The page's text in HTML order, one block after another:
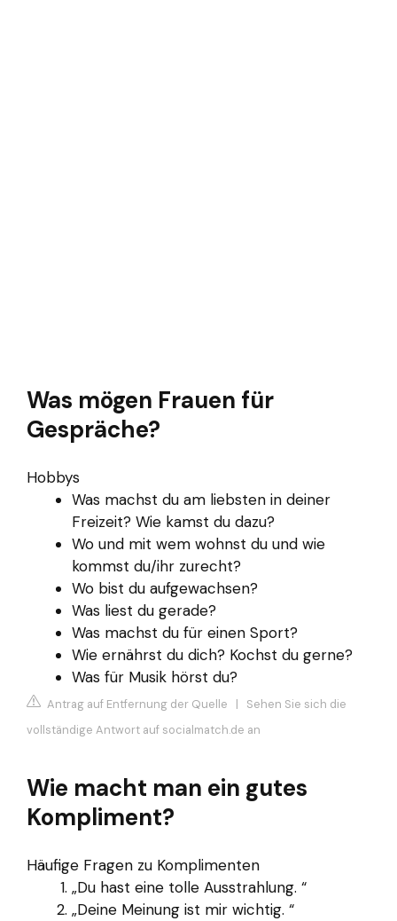
Was mögen Frauen für
Gespräche?
Hobbys
Was machst du am liebsten in deiner
Freizeit? Wie kamst du dazu?
Wo und mit wem wohnst du und wie
kommst du/ihr zurecht?
Wo bist du aufgewachsen?
Was liest du gerade?
Was machst du für einen Sport?
Wie ernährst du dich? Kochst du gerne?
Was für Musik hörst du?
Antrag auf Entfernung der Quelle | Sehen Sie sich die
vollständige Antwort auf socialmatch.de an
Wie macht man ein gutes
Kompliment?
Häufige Fragen zu Komplimenten
„Du hast eine tolle Ausstrahlung. “
„Deine Meinung ist mir wichtig. “